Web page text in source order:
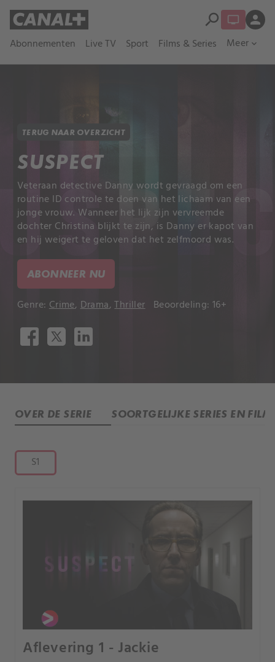
Abonnementen Live TV Sport Films & Series Meer expand_more
search person
TERUG NAAR OVERZICHT
SUSPECT
Veteraan detective Danny wordt gevraagd om een
routine ID controle te doen van het lichaam van een
jonge vrouw. Wanneer het lijk zijn vervreemde
dochter Christina blijkt te zijn, is Danny er kapot van
en hij weigert te geloven dat het zelfmoord was.
ABONNEER NU
Genre: Crime, Drama,Thriller Beoordeling: 16+
OVER DE SERIE SOORTGELIJKE SERIES EN
S1
Aflevering 1 - Jackie